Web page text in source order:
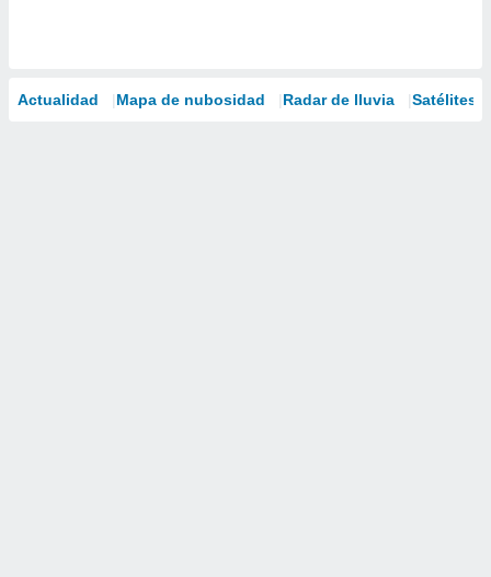
Actualidad Mapa de nubosidad Radar de lluvia Satélites